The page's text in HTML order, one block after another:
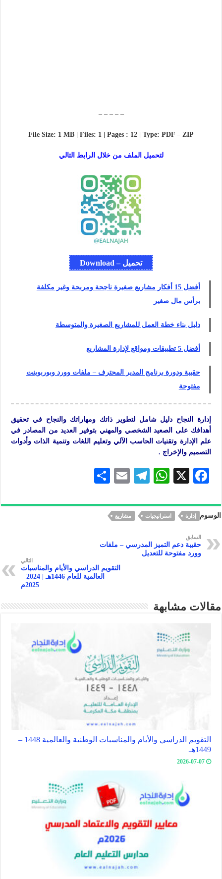
– – – – –
File Size: 1 MB | Files: 1 | Pages : 12 | Type: PDF – ZIP
لتحميل الملف من خلال الرابط التالي
تحميل – Download
أفضل 15 أفكار مشاريع صغيرة ناجحة ومربحة وغير مكلفة
برأس مال صغير
دليل بناء خطة العمل للمشاريع الصغيرة والمتوسطة
أفضل 5 تطبيقات ومواقع لإدارة المشاريع
حقيبة ودورة برنامج المدير المحترف – ملفات وورد وبوربوينت
مفتوحة
إدارة النجاح دليل شامل لتطوير ذاتك ومهاراتك والنجاح في تحقيق
أهدافك على الصعيد الشخصي والمهني بتوفير العديد من المصادر في
علم الإدارة وتقنيات الحاسب الآلي وتعليم اللغات وتنمية الذات وأدوات
التصميم والإخراج .
F
eb
oo
k
X
W
at
s
A
p
Te
gr
a
E
ai
l
ar
الوسوم إدارة استراتيجيات مشاريع
السابق
حقيبة دعم التميز المدرسي – ملفات
وورد مفتوحة للتعديل
التالي
التقويم الدراسي والأيام والمناسبات
العالمية للعام 1446هـ | 2024 –
2025م
مقالات مشابهة
التقويم الدراسي والأيام والمناسبات الوطنية والعالمية 1448 –
1449هـ
2026-07-07